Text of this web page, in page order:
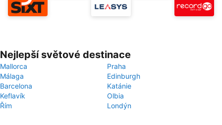
Nejlepší světové destinace
Mallorca
Praha
Málaga
Edinburgh
Barcelona
Katánie
Keflavík
Olbia
Řím
Londýn